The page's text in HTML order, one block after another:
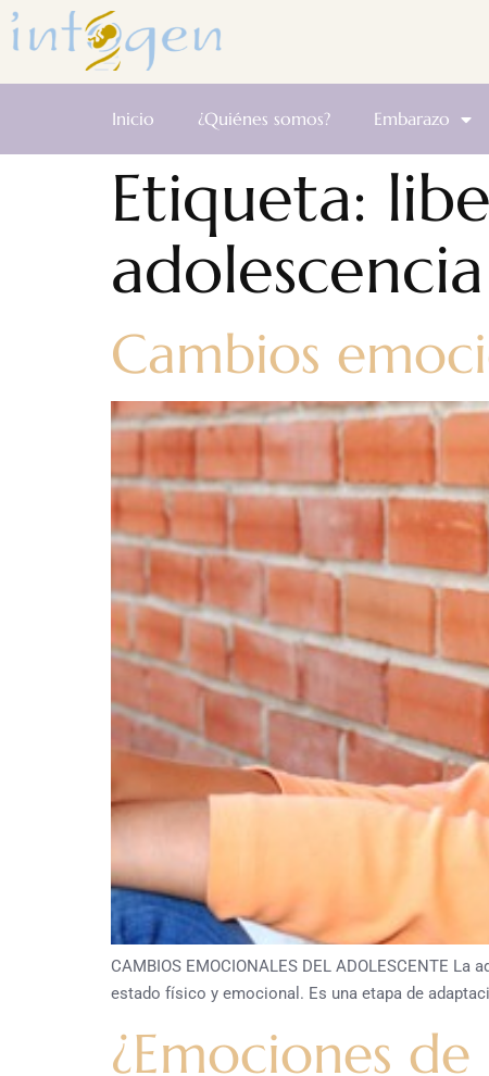
Inicio ¿Quiénes somos? Embarazo
Etiqueta:
adolescencia
Cambios
CAMBIOS EMOCIONALES DEL ADOLESCENTE
estado físico y emocional. Es una etapa de
¿Emociones de